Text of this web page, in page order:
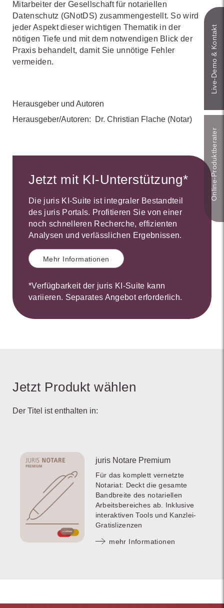
Mitarbeiter der Gesellschaft für notariellen
Datenschutz (GNotDS) zusammengestellt. So wird
jeder Aspekt dieser wichtigen Thematik in der
nötigen Tiefe und mit dem notwendigen Blick der
Praxis behandelt, damit Sie unnötige Fehler
vermeiden.
Herausgeber und Autoren
Herausgeber/Autoren:
Dr. Christian Flache (Notar)
Jetzt mit KI-Unterstützung*
Die juris KI-Suite ist integraler Bestandteil
des juris Portals. Profitieren Sie von einer
noch schnelleren Recherche, effizienten
Analysen und verlässlichen Ergebnissen.
Mehr Informationen
*Verfügbarkeit der juris KI-Suite kann
variieren. Separates Angebot erforderlich.
Jetzt Produkt wählen
Der Titel ist enthalten in:
juris Notare Premium
Für das komplett vernetzte
Notariat: Deckt die gesamte
Bandbreite des notariellen
Arbeitsbereiches ab. Inklusive
interaktiven Tools und Kanzlei-
Gratislizenzen
mehr Informationen
Live‑Demo & Kontakt
Online-Produkt­berater